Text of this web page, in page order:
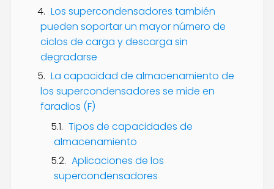
Los supercondensadores también
pueden soportar un mayor número de
ciclos de carga y descarga sin
degradarse
La capacidad de almacenamiento de
los supercondensadores se mide en
faradios (F)
Tipos de capacidades de
almacenamiento
Aplicaciones de los
supercondensadores